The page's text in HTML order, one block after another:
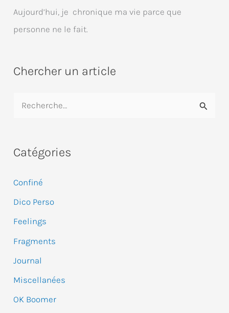
Aujourd’hui, je chronique ma vie parce que
personne ne le fait.
Chercher un article
h
r
c
h
e
r
Catégories
Confiné
Dico Perso
Feelings
Fragments
Journal
Miscellanées
OK Boomer